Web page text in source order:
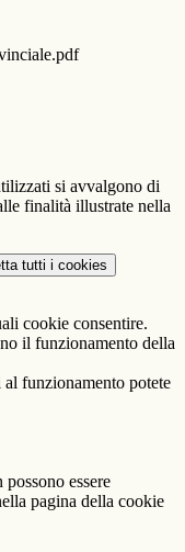
si avvalgono di
finalità illustrate nella
tutti i cookies
cookie consentire.
il funzionamento della
al funzionamento potete
essere
pagina della cookie